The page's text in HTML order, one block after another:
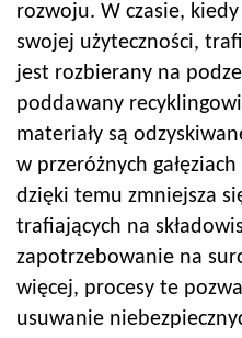
rozwoju. W czasie,
swojej użyteczności,
jest rozbierany na
poddawany
materiały są
w przeróżnych
dzięki temu zmniejsza
trafiających na
zapotrzebowanie na
więcej, procesy te
usuwanie